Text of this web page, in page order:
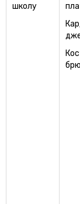
школу